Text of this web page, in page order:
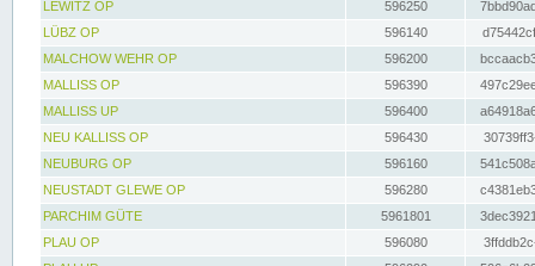
LEWITZ OP
596250
LÜBZ OP
596140
MALCHOW WEHR OP
596200
MALLISS OP
596390
MALLISS UP
596400
NEU KALLISS OP
596430
NEUBURG OP
596160
NEUSTADT GLEWE OP
596280
PARCHIM GÜTE
5961801
PLAU OP
596080